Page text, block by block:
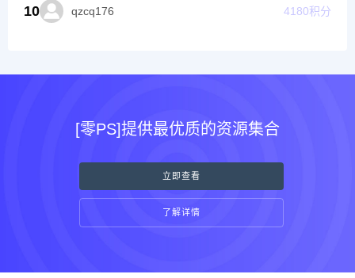
10 qzcq176 4180积分
[零PS]提供最优质的资源集合
立即查看
了解详情